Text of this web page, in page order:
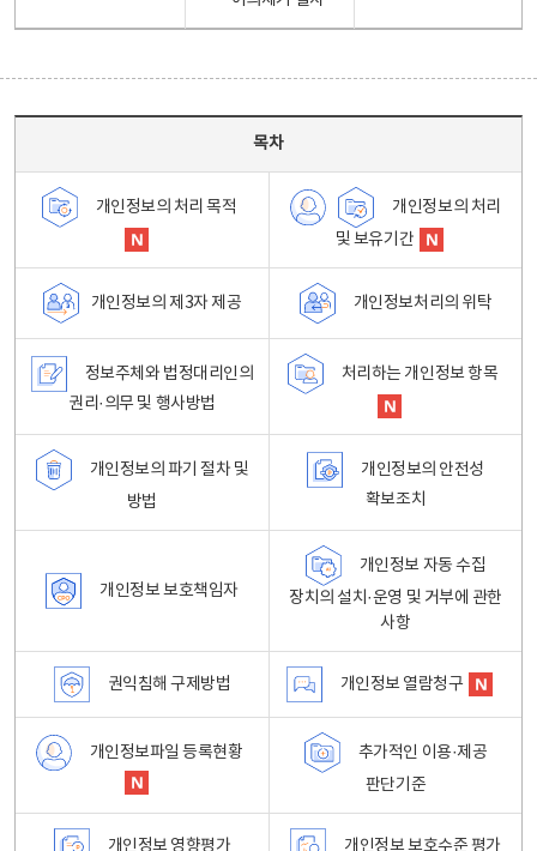
목차
개인정보의 처리 목적
개인정보의 처리
및 보유기간
개인정보의 제3자 제공 개인정보처리의 위탁
정보주체와 법정대리인의
권리·의무 및 행사방법
처리하는 개인정보 항목
개인정보의 파기 절차 및
방법
개인정보의 안전성
확보조치
개인정보 보호책임자
개인정보 자동 수집
장치의 설치·운영 및 거부에 관한
사항
권익침해 구제방법 개인정보 열람청구
개인정보파일 등록현황
추가적인 이용·제공
판단기준
개인정보 영향평가
개인정보 보호수준 평가